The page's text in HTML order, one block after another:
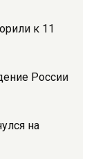
к 11
России
на